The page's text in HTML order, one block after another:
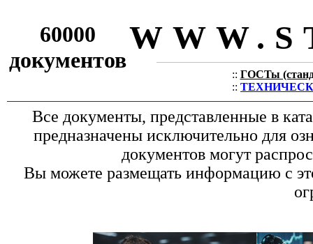
60000
документов
:: ГОСТы
::
Все документы, представленные в
предназначены исключительно для
документов могут
Вы можете размещать информацию с